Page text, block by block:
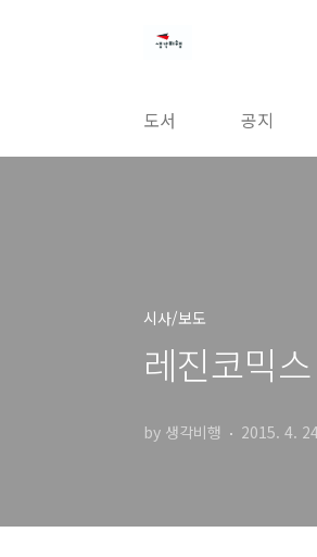
도서 공지
시사/보도
레진코믹
by 생각비행 2015. 4.